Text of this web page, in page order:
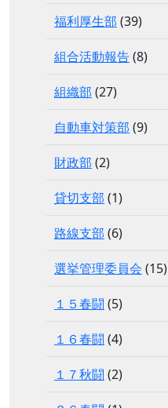
福利厚生部 (39)
組合活動報告(8)
組織部 (27)
自動車対策部 (9)
財政部 (2)
貸切支部 (1)
路線支部 (6)
選挙管理委員会 (15)
１５春闘 (5)
１６春闘 (4)
１７秋闘 (2)